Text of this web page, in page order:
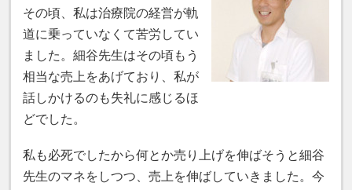
その頃、私は治療院の経営が軌
道に乗っていなくて苦労してい
ました。細谷先生はその頃もう
相当な売上をあげており、私が
話しかけるのも失礼に感じるほ
どでした。
私も必死でしたから何とか売り上げを伸ばそうと細谷
先生のマネをしつつ、売上を伸ばしていきました。今